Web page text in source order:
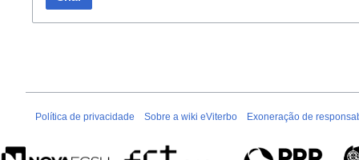
Política de privacidade Sobre a wiki eViterbo Exoneração de